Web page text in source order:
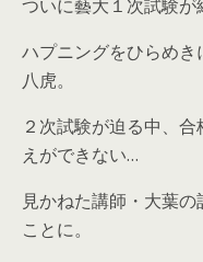
ついに藝大１次試験が
ハプニングをひらめ
八虎。
２次試験が迫る中、
えができない…
見かねた講師・大葉
ことに。